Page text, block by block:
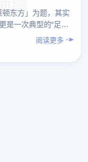
东方」为题，其实
是一次典型的“足球
下面先对本场预测
阅读更多